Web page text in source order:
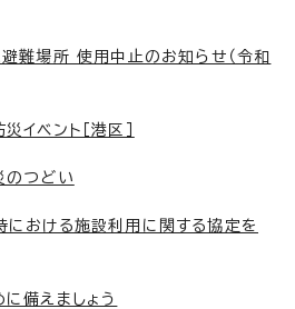
難場所 使用中止のお知らせ（令和
ベント［港区］
つどい
における施設利用に関する協定を
備えましょう